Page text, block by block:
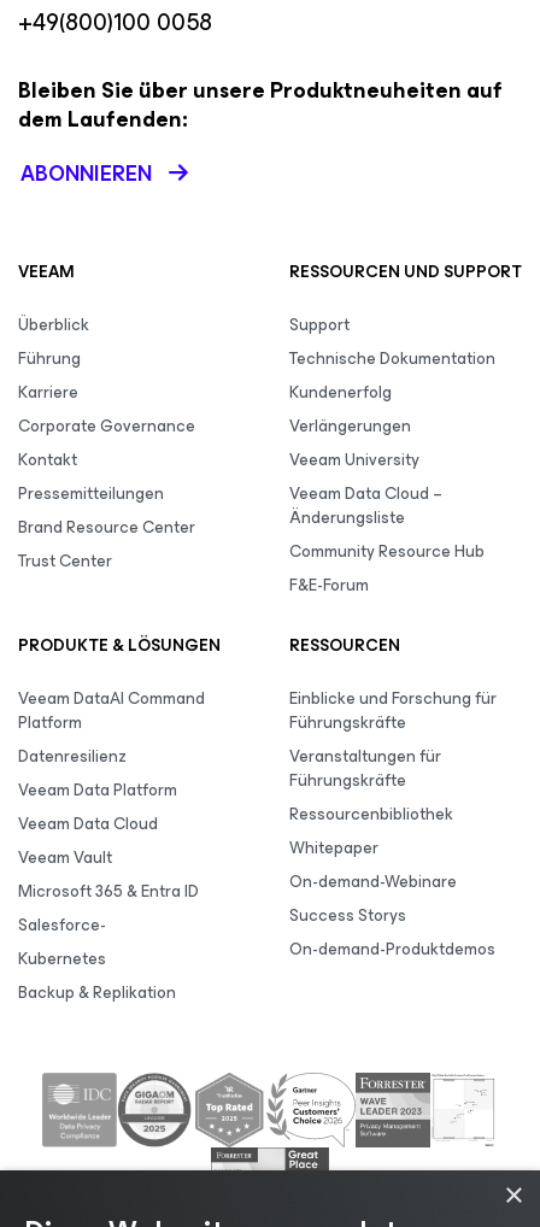
+49(800)100 0058
Bleiben Sie über unsere Produktneuheiten auf
dem Laufenden:
ABONNIEREN
VEEAM
Überblick
Führung
Karriere
Corporate Governance
Kontakt
Pressemitteilungen
Brand Resource Center
Trust Center
RESSOURCEN UND SUPPORT
Support
Technische Dokumentation
Kundenerfolg
Verlängerungen
Veeam University
Veeam Data Cloud –
Änderungsliste
Community Resource Hub
F&E-Forum
PRODUKTE & LÖSUNGEN
Veeam DataAI Command
Platform
Datenresilienz
Veeam Data Platform
Veeam Data Cloud
Veeam Vault
Microsoft 365 & Entra ID
Salesforce-
Kubernetes
Backup & Replikation
RESSOURCEN
Einblicke und Forschung für
Führungskräfte
Veranstaltungen für
Führungskräfte
Ressourcenbibliothek
Whitepaper
On-demand-Webinare
Success Storys
On-demand-Produktdemos
×